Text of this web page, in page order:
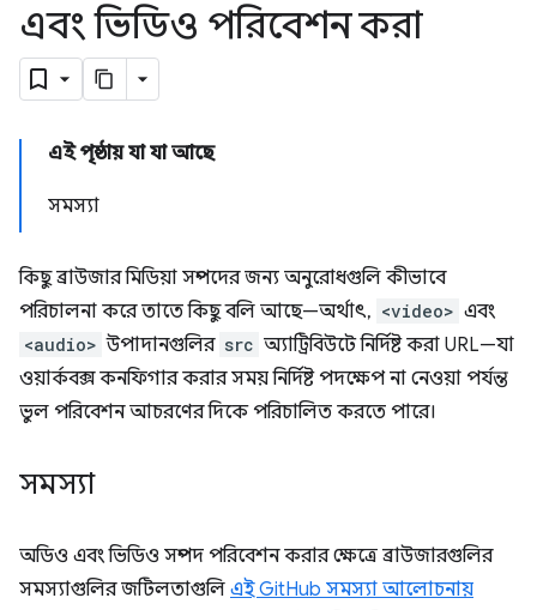
এবং ভিডিও পরিবেশন করা
এই পৃষ্ঠায় যা যা আছে
সমস্যা
কিছু ব্রাউজার মিডিয়া সম্পদের জন্য অনুরোধগুলি কীভাবে
পরিচালনা করে তাতে কিছু বলি আছে—অর্থাৎ, <video> এবং
<audio> উপাদানগুলির src অ্যাট্রিবিউটে নির্দিষ্ট করা URL—যা
ওয়ার্কবক্স কনফিগার করার সময় নির্দিষ্ট পদক্ষেপ না নেওয়া পর্যন্ত
ভুল পরিবেশন আচরণের দিকে পরিচালিত করতে পারে।
সমস্যা
অডিও এবং ভিডিও সম্পদ পরিবেশন করার ক্ষেত্রে ব্রাউজারগুলির
সমস্যাগুলির জটিলতাগুলি এই GitHub সমস্যা আলোচনায়